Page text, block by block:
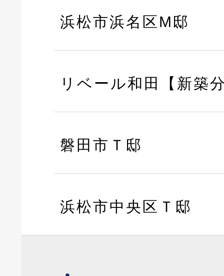
浜松市浜名区M邸
リベール和田【新築
磐田市Ｔ邸
浜松市中央区Ｔ邸